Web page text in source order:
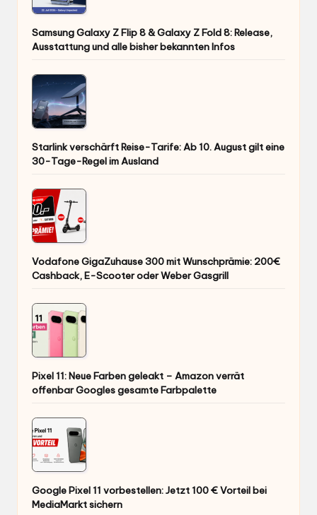
Starlink verschärft Reise-Tarife: Ab 10. August gilt eine
30-Tage-Regel im Ausland
Vodafone GigaZuhause 300 mit Wunschprämie: 200€
Cashback, E-Scooter oder Weber Gasgrill
Pixel 11: Neue Farben geleakt – Amazon verrät
offenbar Googles gesamte Farbpalette
Google Pixel 11 vorbestellen: Jetzt 100 € Vorteil bei
MediaMarkt sichern
Beliebte Beiträge
Starlink senkt Preise in Deutschland: Internet ab 29 € –
Freenet Travel: Flexibler und günstiger Mobilfunk für